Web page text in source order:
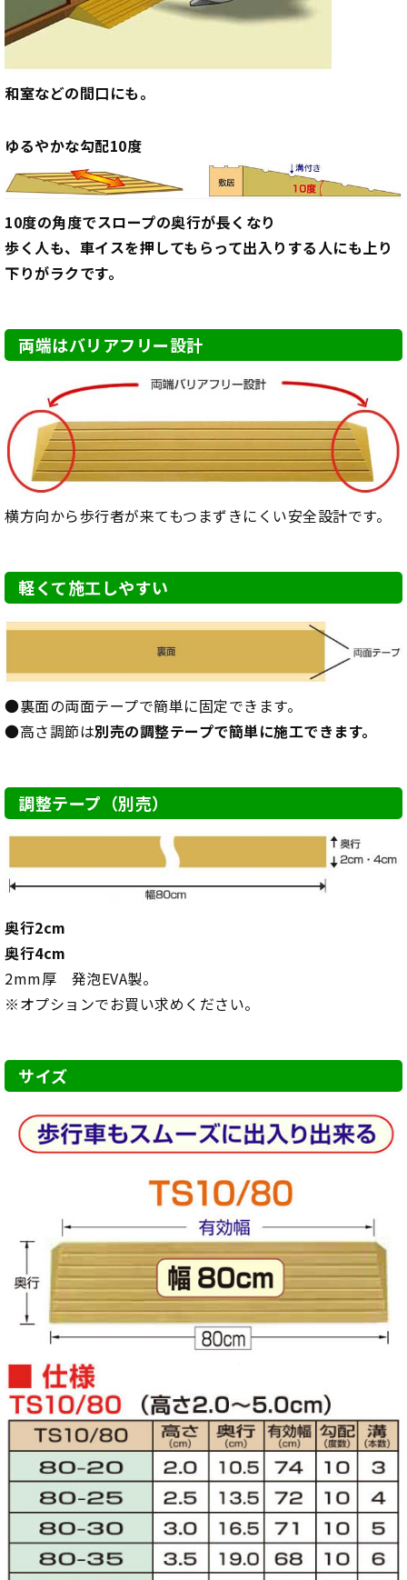
和室などの間口にも。
ゆるやかな勾配10度
10度の角度でスロープの奥行が長くなり
歩く人も、車イスを押してもらって出入りする人にも上り
下りがラクです。
両端はバリアフリー設計
横方向から歩行者が来てもつまずきにくい安全設計です。
軽くて施工しやすい
●裏面の両面テープで簡単に固定できます。
●高さ調節は別売の調整テープで簡単に施工できます。
調整テープ（別売）
奥行2cm
奥行4cm
2mm厚 発泡EVA製。
※オプションでお買い求めください。
サイズ